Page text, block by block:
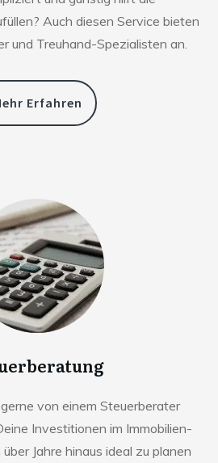
Auch diesen Service bieten
und Treuhand-Spezialisten an.
Erfahren
von einem Steuerberater
Investitionen im Immobilien-
Jahre hinaus ideal zu planen